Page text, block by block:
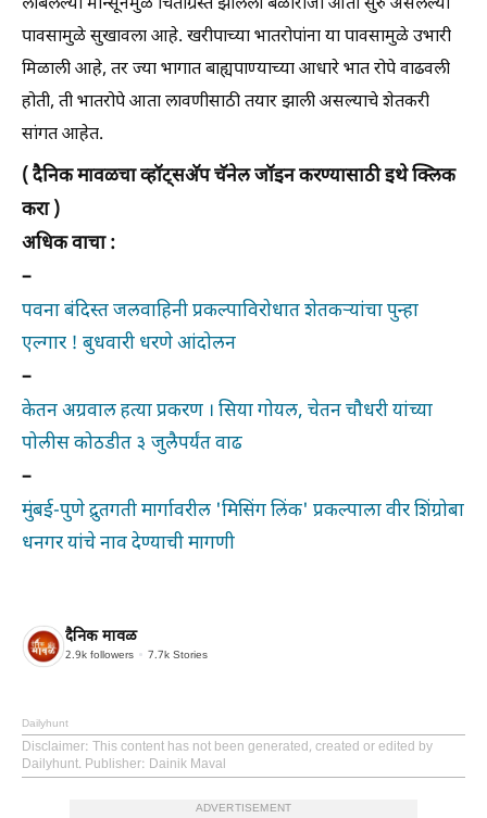
पावसामुळे सुखावला आहे. खरीपाच्या भातरोपांना या पावसामुळे उभारी
मिळाली आहे, तर ज्या भागात बाह्यपाण्याच्या आधारे भात रोपे वाढवली
होती, ती भातरोपे आता लावणीसाठी तयार झाली असल्याचे शेतकरी
सांगत आहेत.
( दैनिक मावळचा व्हॉट्सअ‍ॅप चॅनेल जॉइन करण्यासाठी इथे क्लिक
करा )
अधिक वाचा :
–
पवना बंदिस्त जलवाहिनी प्रकल्पाविरोधात शेतकऱ्यांचा पुन्हा
एल्गार ! बुधवारी धरणे आंदोलन
–
केतन अग्रवाल हत्या प्रकरण । सिया गोयल, चेतन चौधरी यांच्या
पोलीस कोठडीत ३ जुलैपर्यंत वाढ
–
मुंबई-पुणे द्रुतगती मार्गावरील 'मिसिंग लिंक' प्रकल्पाला वीर शिंग्रोबा
धनगर यांचे नाव देण्याची मागणी
दैनिक मावळ
2.9k followers 7.7k Stories
Dailyhunt
Disclaimer: This content has not been generated, created or edited by
Dailyhunt. Publisher: Dainik Maval
ADVERTISEMENT